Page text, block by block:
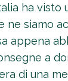
ha visto
ne siamo
appena
a
di una